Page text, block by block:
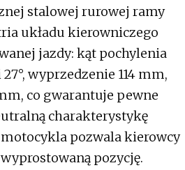
stalowej rurowej ramy
układu kierowniczego
jazdy: kąt pochylenia
wyprzedzenie 114 mm,
co gwarantuje pewne
charakterystykę
pozwala kierowcy
pozycję.